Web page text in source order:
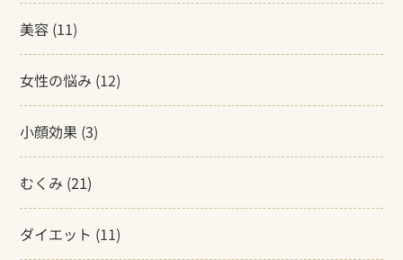
美容 (11)
女性の悩み (12)
小顔効果 (3)
むくみ (21)
ダイエット (11)